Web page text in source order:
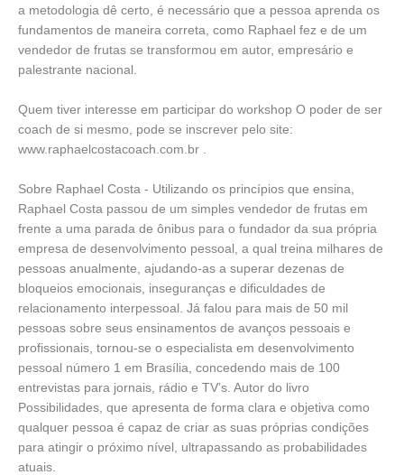
a metodologia dê certo, é necessário que a pessoa aprenda os
fundamentos de maneira correta, como Raphael fez e de um
vendedor de frutas se transformou em autor, empresário e
palestrante nacional.
Quem tiver interesse em participar do workshop O poder de ser
coach de si mesmo, pode se inscrever pelo site:
www.raphaelcostacoach.com.br .
Sobre Raphael Costa - Utilizando os princípios que ensina,
Raphael Costa passou de um simples vendedor de frutas em
frente a uma parada de ônibus para o fundador da sua própria
empresa de desenvolvimento pessoal, a qual treina milhares de
pessoas anualmente, ajudando-as a superar dezenas de
bloqueios emocionais, inseguranças e dificuldades de
relacionamento interpessoal. Já falou para mais de 50 mil
pessoas sobre seus ensinamentos de avanços pessoais e
profissionais, tornou-se o especialista em desenvolvimento
pessoal número 1 em Brasília, concedendo mais de 100
entrevistas para jornais, rádio e TV’s. Autor do livro
Possibilidades, que apresenta de forma clara e objetiva como
qualquer pessoa é capaz de criar as suas próprias condições
para atingir o próximo nível, ultrapassando as probabilidades
atuais.